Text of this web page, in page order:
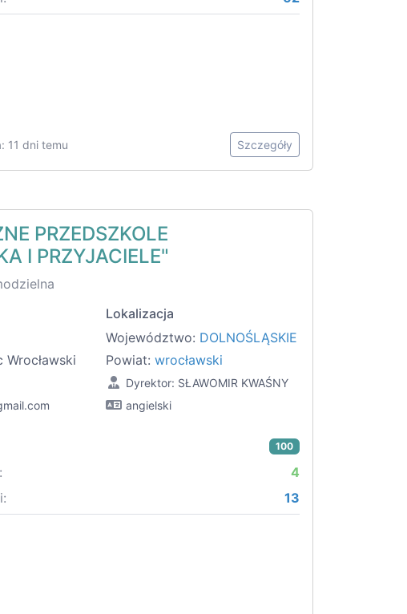
11 dni temu Szczegóły
PRZEDSZKOLE
I PRZYJACIELE"
Lokalizacja
Województwo: DOLNOŚLĄSKIE
Powiat: wrocławski
Dyrektor: SŁAWOMIR KWAŚNY
angielski
100
4
13